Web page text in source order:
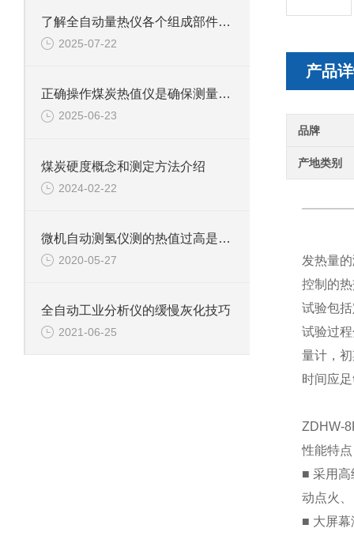
产品
品牌
产地类别
发热量
控制的
试验包
试验过
量计，
时间应
ZDHW-
性能特
■ 采用
动点火
■ 大屏
了解全自动量热仪各个组成部件功能特点才能更好的使用它
2025-07-22
正确操作煤炭热值仪是确保测量结果准确性的关键
2025-06-23
煤炭硬度概念和测定方法介绍
2024-02-22
微机自动测氢仪测的热值过高是什么原因
2020-05-27
全自动工业分析仪的缓慢灰化技巧
2021-06-25